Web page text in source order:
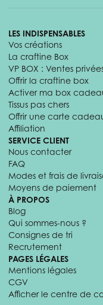
LES INDISPENSABLES
Vos créations
La craftine Box
VP BOX : Ventes
Offrir la craftine box
Activer ma box
Tissus pas chers
Offrir une carte
Affiliation
SERVICE CLIENT
Nous contacter
FAQ
Modes et frais de
Moyens de paiement
À PROPOS
Blog
Qui sommes-nous ?
Consignes de tri
Recrutement
PAGES LÉGALES
Mentions légales
CGV
Afficher le centre de